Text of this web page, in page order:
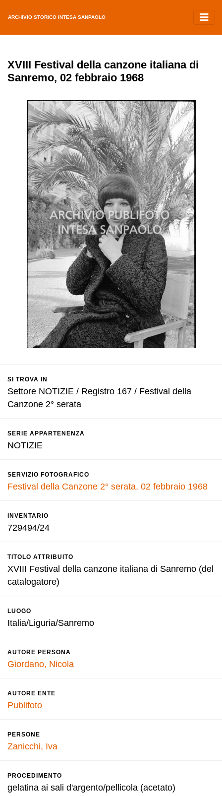
ARCHIVIO STORICO INTESA SANPAOLO
XVIII Festival della canzone italiana di
Sanremo, 02 febbraio 1968
SI TROVA IN
Settore NOTIZIE / Registro 167 / Festival della
Canzone 2° serata
SERIE APPARTENENZA
NOTIZIE
SERVIZIO FOTOGRAFICO
Festival della Canzone 2° serata, 02 febbraio 1968
INVENTARIO
729494/24
TITOLO ATTRIBUITO
XVIII Festival della canzone italiana di Sanremo (del
catalogatore)
LUOGO
Italia/Liguria/Sanremo
AUTORE PERSONA
Giordano, Nicola
AUTORE ENTE
Publifoto
PERSONE
Zanicchi, Iva
PROCEDIMENTO
gelatina ai sali d'argento/pellicola (acetato)